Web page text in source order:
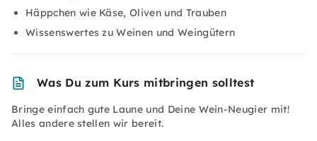
Häppchen wie Käse, Oliven und Trauben
Wissenswertes zu Weinen und Weingütern
Was Du zum Kurs mitbringen solltest
Bringe einfach gute Laune und Deine Wein-Neugier mit!
Alles andere stellen wir bereit.